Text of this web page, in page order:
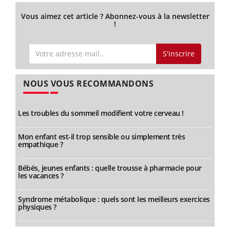
Vous aimez cet article ? Abonnez-vous à la newsletter
!
S'inscrire
NOUS VOUS RECOMMANDONS
Les troubles du sommeil modifient votre cerveau !
Mon enfant est-il trop sensible ou simplement très
empathique ?
Bébés, jeunes enfants : quelle trousse à pharmacie pour
les vacances ?
Syndrome métabolique : quels sont les meilleurs exercices
physiques ?